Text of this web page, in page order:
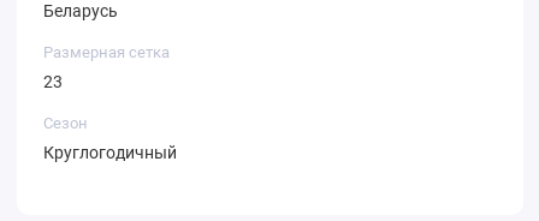
Беларусь
Размерная сетка
23
Сезон
Круглогодичный